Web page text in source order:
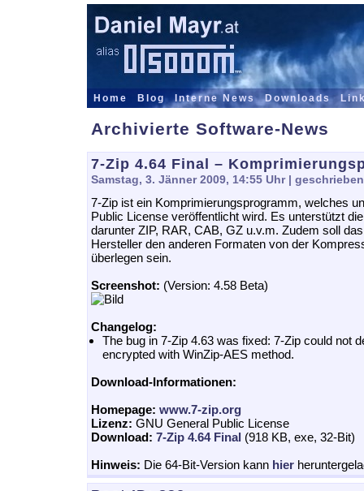
Home Blog Interne News Downloads
Archivierte Software-News
7-Zip 4.64 Final –
Samstag, 3. Jänner 2009, 14:55 Uhr|
7-Zip ist ein Komprimierungsprogramm, welches
Public License veröffentlicht wird. Es unterstützt
darunter ZIP, RAR, CAB, GZ u.v.m. Zudem soll
Hersteller den anderen Formaten von der
überlegen sein.
Screenshot: (Version: 4.58 Beta)
Changelog:
The bug in 7-Zip 4.63 was fixed: 7-Zip could not
encrypted with WinZip-AES method.
Download-Informationen:
Homepage: www.7-zip.org
Lizenz: GNU General Public License
Download: 7-Zip 4.64 Final (918 KB, exe, 32-Bit)
Hinweis: Die 64-Bit-Version kann hier